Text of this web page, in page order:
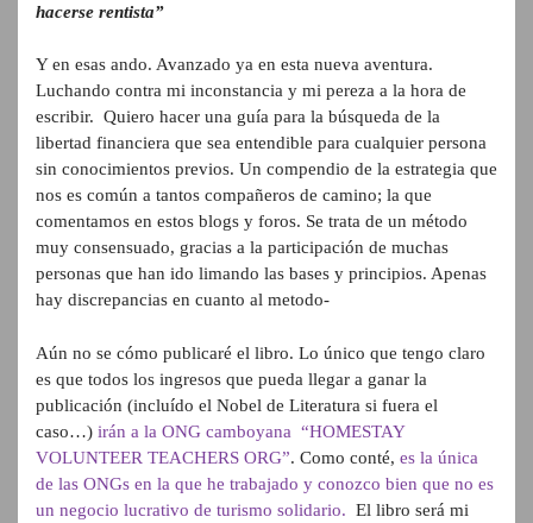
hacerse rentista”
Y en esas ando. Avanzado ya en esta nueva aventura.
Luchando contra mi inconstancia y mi pereza a la hora de
escribir. Quiero hacer una guía para la búsqueda de la
libertad financiera que sea entendible para cualquier persona
sin conocimientos previos. Un compendio de la estrategia que
nos es común a tantos compañeros de camino; la que
comentamos en estos blogs y foros. Se trata de un método
muy consensuado, gracias a la participación de muchas
personas que han ido limando las bases y principios. Apenas
hay discrepancias en cuanto al metodo-
Aún no se cómo publicaré el libro. Lo único que tengo claro
es que todos los ingresos que pueda llegar a ganar la
publicación (incluído el Nobel de Literatura si fuera el
caso…) irán a la ONG camboyana “HOMESTAY
VOLUNTEER TEACHERS ORG”. Como conté, es la única
de las ONGs en la que he trabajado y conozco bien que no es
un negocio lucrativo de turismo solidario. El libro será mi